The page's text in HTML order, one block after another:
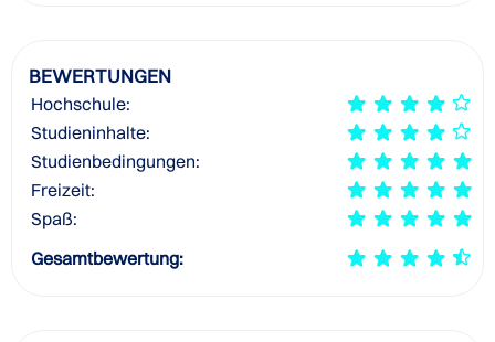
BEWERTUNGEN
Hochschule:
Studieninhalte:
Studienbedingungen:
Freizeit:
Spaß:
Gesamtbewertung: